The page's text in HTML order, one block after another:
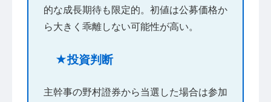
的な成長期待も限定的。初値は公募価格か
ら大きく乖離しない可能性が高い。
★投資判断
主幹事の野村證券から当選した場合は参加